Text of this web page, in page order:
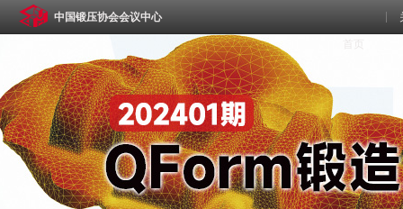
中国锻压协会会议中心